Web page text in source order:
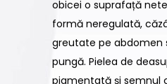
obicei o suprafață
formă neregulată,
greutate pe abdomen
pungă. Pielea de
pigmentată și semnul